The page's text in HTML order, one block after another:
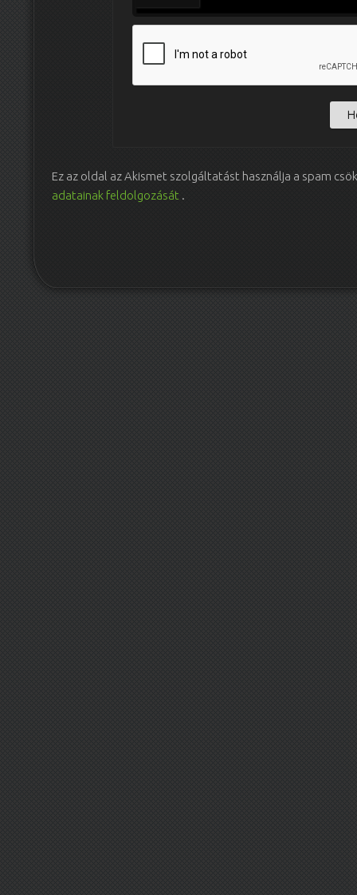
Ez az oldal az Akismet szolgáltatást használja a spam
adatainak feldolgozását .